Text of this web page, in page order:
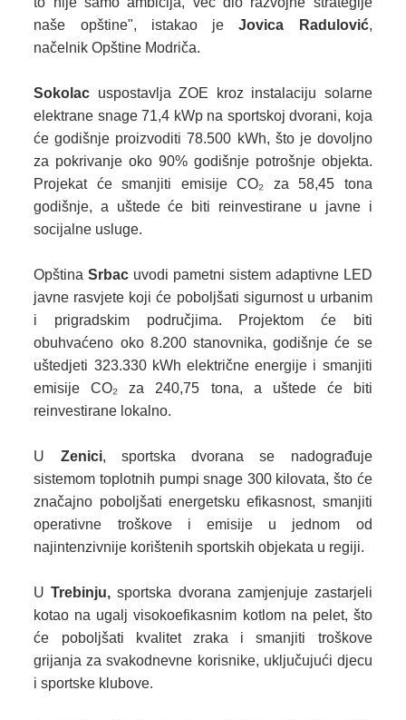
naše opštine", istakao jeJovica Radulović,
načelnik Opštine Modriča.
Sokolac uspostavlja ZOE kroz instalaciju solarne
elektrane snage 71,4 kWp na sportskoj dvorani, koja
će godišnje proizvoditi 78.500 kWh, što je dovoljno
za pokrivanje oko 90% godišnje potrošnje objekta.
Projekat će smanjiti emisije CO₂ za 58,45 tona
godišnje, a uštede će biti reinvestirane u javne i
socijalne usluge.
OpštinaSrbac uvodi pametni sistem adaptivne LED
javne rasvjete koji će poboljšati sigurnost u urbanim
i prigradskim područjima. Projektom će biti
obuhvaćeno oko 8.200 stanovnika, godišnje će se
uštedjeti 323.330 kWh električne energije i smanjiti
emisije CO₂ za 240,75 tona, a uštede će biti
reinvestirane lokalno.
U Zenici, sportska dvorana se nadograđuje
sistemom toplotnih pumpi snage 300 kilovata, što će
značajno poboljšati energetsku efikasnost, smanjiti
operativne troškove i emisije u jednom od
najintenzivnije korištenih sportskih objekata u regiji.
UTrebinju, sportska dvorana zamjenjuje zastarjeli
kotao na ugalj visokoefikasnim kotlom na pelet, što
će poboljšati kvalitet zraka i smanjiti troškove
grijanja za svakodnevne korisnike, uključujući djecu
i sportske klubove.